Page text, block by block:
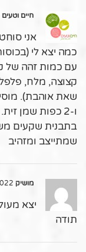
חיים וטעים
אני
כמה יצא לי
עם כמות זהה של
קצוצה, מלח,
שאת אוהבת).
ו-2 כפות שמן
שמתייצב ומזהיב
מושיק
יצא
תודה